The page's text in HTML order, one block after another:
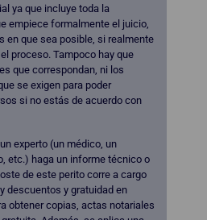
ya que incluye toda la
empiece formalmente el juicio,
en que sea posible, si realmente
proceso. Tampoco hay que
que correspondan, ni los
se exigen para poder
si no estás de acuerdo con
experto (un médico, un
etc.) haga un informe técnico o
de este perito corre a cargo
descuentos y gratuidad en
obtener copias, actas notariales